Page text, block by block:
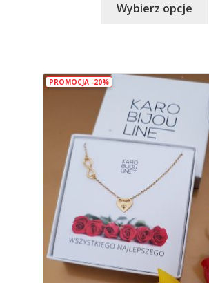
Wybierz opcje
PROMOCJA -20%